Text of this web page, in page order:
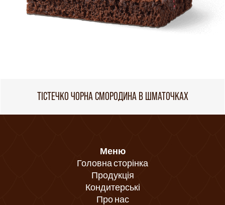
ТІСТЕЧКО ЧОРНА СМОРОДИНА В ШМАТОЧКАХ
Меню
Головна сторінка
Продукція
Кондитерські
Про нас